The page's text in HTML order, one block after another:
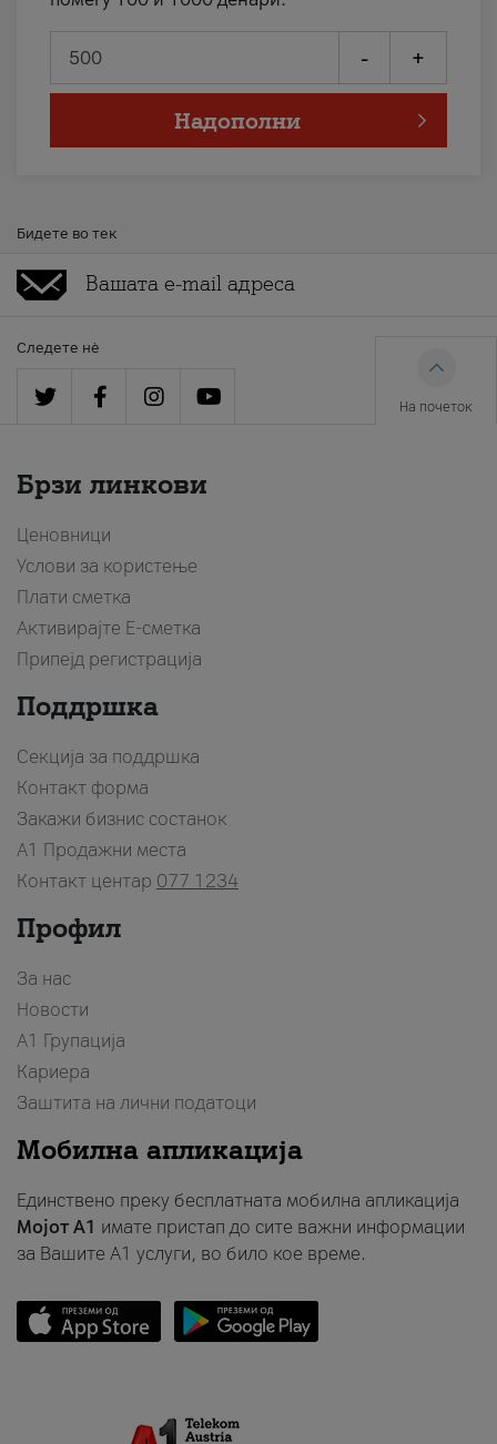
- +
Надополни
Бидете во тек
Следете нè
На почеток
Брзи линкови
Ценовници
Услови за користење
Плати сметка
Активирајте Е-сметка
Припејд регистрација
Поддршка
Секција за поддршка
Контакт форма
Закажи бизнис состанок
A1 Продажни места
Контакт центар 077 1234
Профил
За нас
Новости
А1 Групација
Кариера
Заштита на лични податоци
Мобилна апликација
Единствено преку бесплатната мобилна апликација
Мојот A1 имате пристап до сите важни информации
за Вашите A1 услуги, во било кое време.